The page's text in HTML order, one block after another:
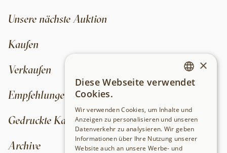
Unsere nächste Auktion
Kaufen
Verkaufen
Empfehlungen
Gedruckte Kataloge und Ergebnisse
Archive
GERMAN
×
Diese Webseite verwendet
Cookies.
Wir verwenden Cookies, um Inhalte und
Anzeigen zu personalisieren und unseren
Datenverkehr zu analysieren. Wir geben
Informationen über Ihre Nutzung unserer
Website auch an unsere Werbe- und